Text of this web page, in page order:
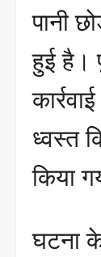
पानी
हुई है।
ध्वस्त
किया
घटना